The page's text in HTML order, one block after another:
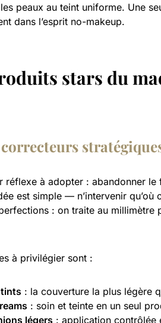
peaux au teint uniforme. Une
dans l’esprit no-makeup.
stars du
réflexe à adopter : abandonner
est simple — n’intervenir
: on traite au millimètre
à privilégier sont :
tints : la couverture la plus légère
: soin et teinte en un seul
légers : application contrôlée